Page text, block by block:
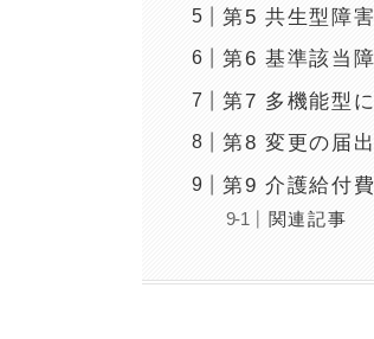
第5 共生型障
第6 基準該当
第7 多機能型
第8 変更の届
第9 介護給付
関連記事